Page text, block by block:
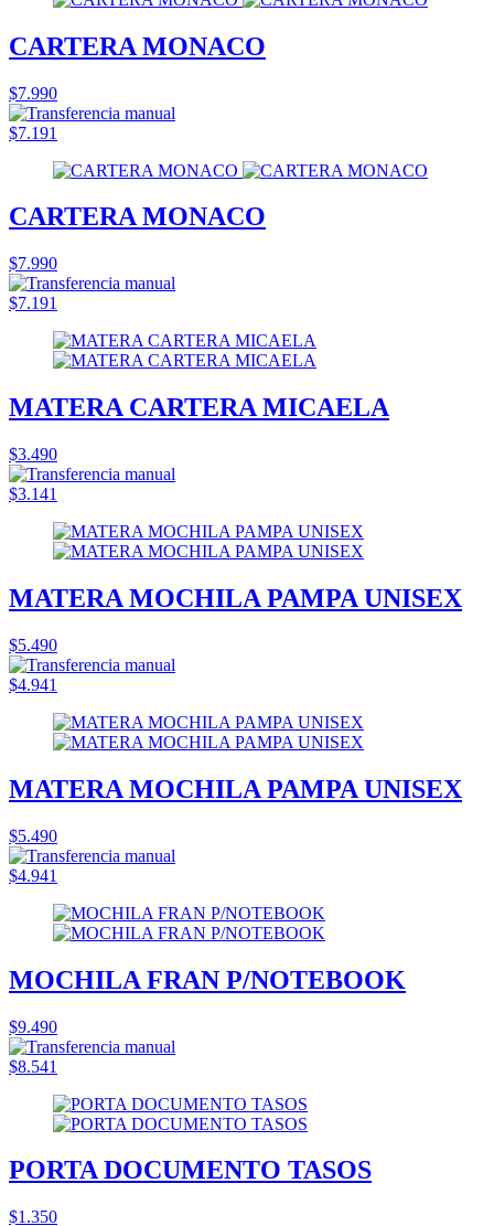
CARTERA MONACO
$7.990
$7.191
CARTERA MONACO
$7.990
$7.191
MATERA CARTERA MICAELA
$3.490
$3.141
MATERA MOCHILA PAMPA UNISEX
$5.490
$4.941
MATERA MOCHILA PAMPA UNISEX
$5.490
$4.941
MOCHILA FRAN P/NOTEBOOK
$9.490
$8.541
PORTA DOCUMENTO TASOS
$1.350